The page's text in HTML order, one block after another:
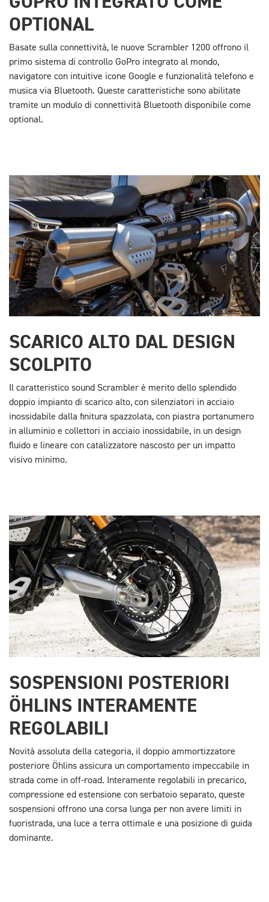
OPTIONAL
Basate sulla connettività, le nuove Scrambler 1200 offrono il
primo sistema di controllo GoPro integrato al mondo,
navigatore con intuitive icone Google e funzionalità telefono e
musica via Bluetooth. Queste caratteristiche sono abilitate
tramite un modulo di connettività Bluetooth disponibile come
optional.
SCARICO ALTO DAL DESIGN
SCOLPITO
Il caratteristico sound Scrambler è merito dello splendido
doppio impianto di scarico alto, con silenziatori in acciaio
inossidabile dalla finitura spazzolata, con piastra portanumero
in alluminio e collettori in acciaio inossidabile, in un design
fluido e lineare con catalizzatore nascosto per un impatto
visivo minimo.
SOSPENSIONI POSTERIORI
ÖHLINS INTERAMENTE
REGOLABILI
Novità assoluta della categoria, il doppio ammortizzatore
posteriore Öhlins assicura un comportamento impeccabile in
strada come in off-road. Interamente regolabili in precarico,
compressione ed estensione con serbatoio separato, queste
sospensioni offrono una corsa lunga per non avere limiti in
fuoristrada, una luce a terra ottimale e una posizione di guida
dominante.